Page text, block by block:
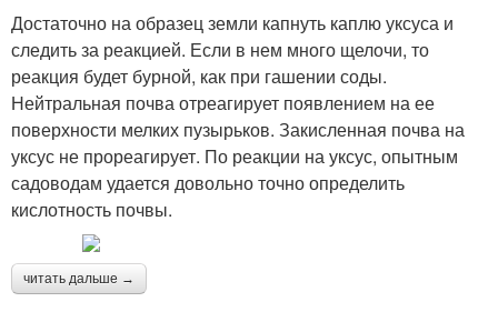
Достаточно на образец земли капнуть каплю уксуса и
следить за реакцией. Если в нем много щелочи, то
реакция будет бурной, как при гашении соды.
Нейтральная почва отреагирует появлением на ее
поверхности мелких пузырьков. Закисленная почва на
уксус не прореагирует. По реакции на уксус, опытным
садоводам удается довольно точно определить
кислотность почвы.
читать дальше →